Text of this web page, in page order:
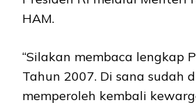
HAM.
“Silakan membaca lengkap
Tahun 2007. Di sana sudah
memperoleh kembali